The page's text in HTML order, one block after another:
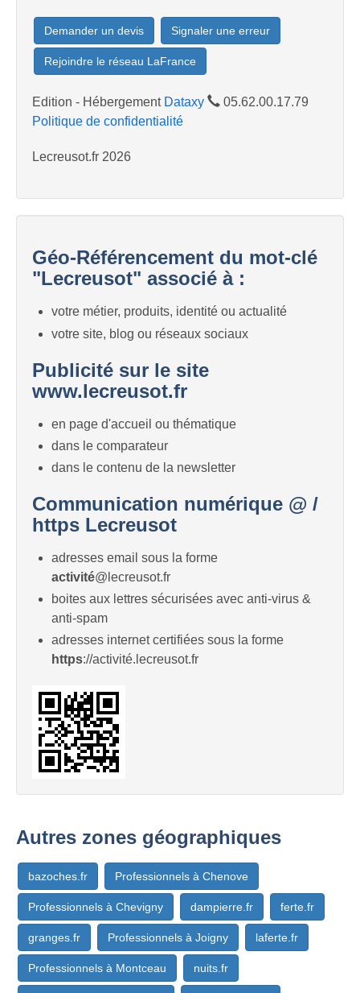
Demander un devis Signaler une erreur
Rejoindre le réseau LaFrance
Edition - Hébergement Dataxy
05.62.00.17.79
Politique de confidentialité
Lecreusot.fr 2026
Géo-Référencement du mot-clé
"Lecreusot" associé à :
votre métier, produits, identité ou actualité
votre site, blog ou réseaux sociaux
Publicité sur le site
www.lecreusot.fr
en page d'accueil ou thématique
dans le comparateur
dans le contenu de la newsletter
Communication numérique @ /
https Lecreusot
adresses email sous la forme
activité@lecreusot.fr
boites aux lettres sécurisées avec anti-virus &
anti-spam
adresses internet certifiées sous la forme
https://activité.lecreusot.fr
Autres zones géographiques
bazoches.fr Professionnels à Chenove
Professionnels à Chevigny dampierre.fr ferte.fr
granges.fr Professionnels à Joigny laferte.fr
Professionnels à Montceau nuits.fr